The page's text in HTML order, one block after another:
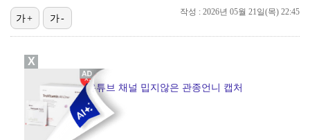
[ST포토] 문정민, 힘찬 티샷
[ST포토] 문정민, 안정된 퍼팅
[ST포토] 고지우, 신중한 퍼팅
작성 : 2026년 05월 21일(목) 22:45
가+ 가-
서인영 / 사진=유튜브 채널 밉지않은 관종언니 캡처
X